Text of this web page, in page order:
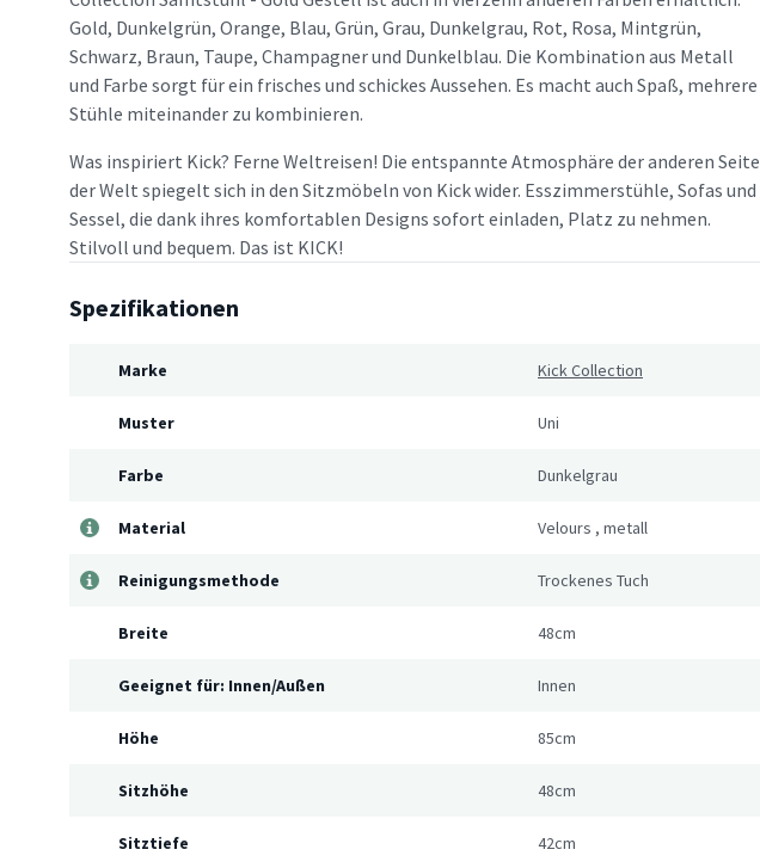
Gold, Dunkelgrün, Orange, Blau, Grün, Grau, Dunkelgrau, Rot, Rosa, Mintgrün,
Schwarz, Braun, Taupe, Champagner und Dunkelblau. Die Kombination aus Metall
und Farbe sorgt für ein frisches und schickes Aussehen. Es macht auch Spaß, mehrere
Stühle miteinander zu kombinieren.
Was inspiriert Kick? Ferne Weltreisen! Die entspannte Atmosphäre der anderen Seite
der Welt spiegelt sich in den Sitzmöbeln von Kick wider. Esszimmerstühle, Sofas und
Sessel, die dank ihres komfortablen Designs sofort einladen, Platz zu nehmen.
Stilvoll und bequem. Das ist KICK!
Spezifikationen
Marke Kick Collection
Muster Uni
Farbe Dunkelgrau
Material Velours , metall
Reinigungsmethode Trockenes Tuch
Breite 48cm
Geeignet für: Innen/Außen Innen
Höhe 85cm
Sitzhöhe 48cm
Sitztiefe 42cm